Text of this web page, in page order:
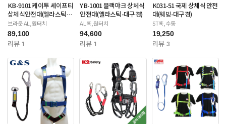
KB-9101 케이투 세이프티
상체식안전대(엘라스틱-
대구경)
브라운 AL,원터치
89,100
리뷰 1
YB-1001 블랙야크 상체식
안전대(엘라스틱-대구경)
AL훅,원터치
94,600
리뷰 1
K031-51 국제 상체식 안전
대(웨빙-대구경)
ST훅,수동
19,250
리뷰 3